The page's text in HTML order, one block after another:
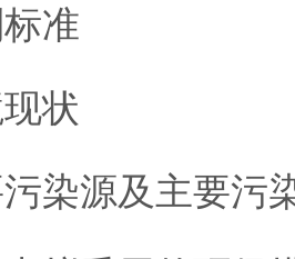
准
状
染源及主要污